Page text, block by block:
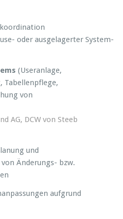
oder ausgelagerter System-
(Useranlage,
Tabellenpflege,
von
AG, DCW von Steeb
und
Änderungs- bzw.
aufgrund